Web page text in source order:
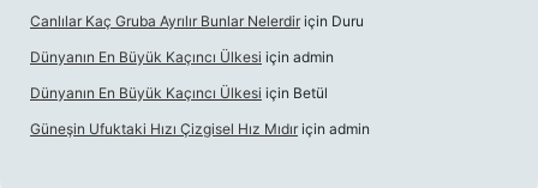
Canlılar Kaç Gruba Ayrılır Bunlar Nelerdir için Duru
Dünyanın En Büyük Kaçıncı Ülkesi için admin
Dünyanın En Büyük Kaçıncı Ülkesi için Betül
Güneşin Ufuktaki Hızı Çizgisel Hız Mıdır için admin